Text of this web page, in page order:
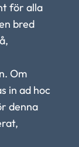
för alla
bred
Om
in ad hoc
denna